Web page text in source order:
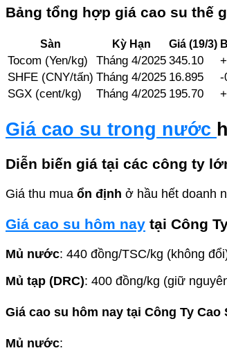
Bảng tổng hợp giá cao su thế
Sàn Kỳ Hạn Giá (19/3)
Tocom (Yen/kg)
Tháng 4/2025 345.10
SHFE (CNY/tấn) Tháng 4/2025 16.895 -
SGX (cent/kg)
Tháng 4/2025 195.70
Giá cao su trong nước
Diễn biến giá tại các công ty
Giá thu mua ổn định ở hầu hết doanh
Giá cao su hôm nay tại Công
Mủ nước: 440 đồng/TSC/kg (không
Mủ tạp (DRC): 400 đồng/kg (giữ
Giá cao su hôm nay tại Công Ty Cao
Mủ nước: